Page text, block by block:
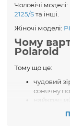
Чоловічі моделі:
2125/Sта інші.
Жіночі моделі:
Чому
Polaroid
Тому що це:
чудовий
сонячну